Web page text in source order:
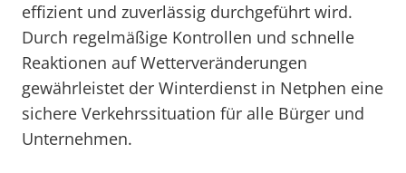
effizient und zuverlässig durchgeführt wird.
Durch regelmäßige Kontrollen und schnelle
Reaktionen auf Wetterveränderungen
gewährleistet der Winterdienst in Netphen eine
sichere Verkehrssituation für alle Bürger und
Unternehmen.